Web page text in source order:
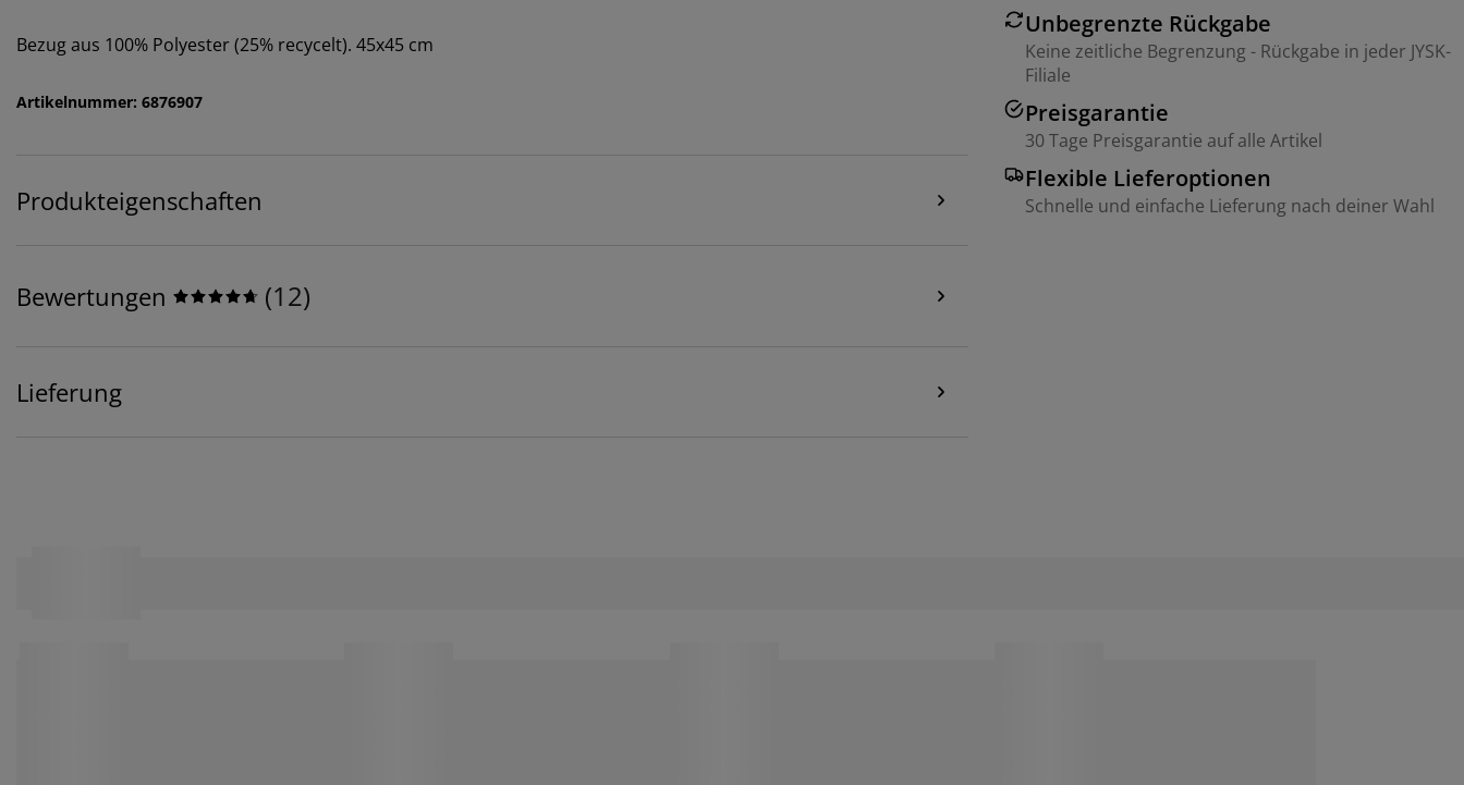
Unbegrenzte Rückgabe
Keine zeitliche Begrenzung - Rückgabe in jeder JYSK-
Filiale
Preisgarantie
30 Tage Preisgarantie auf alle Artikel
Flexible Lieferoptionen
Schnelle und einfache Lieferung nach deiner Wahl
Bezug aus 100% Polyester (25% recycelt). 45x45 cm
Artikelnummer: 6876907
Produkteigenschaften
Bewertungen (12)
Lieferung